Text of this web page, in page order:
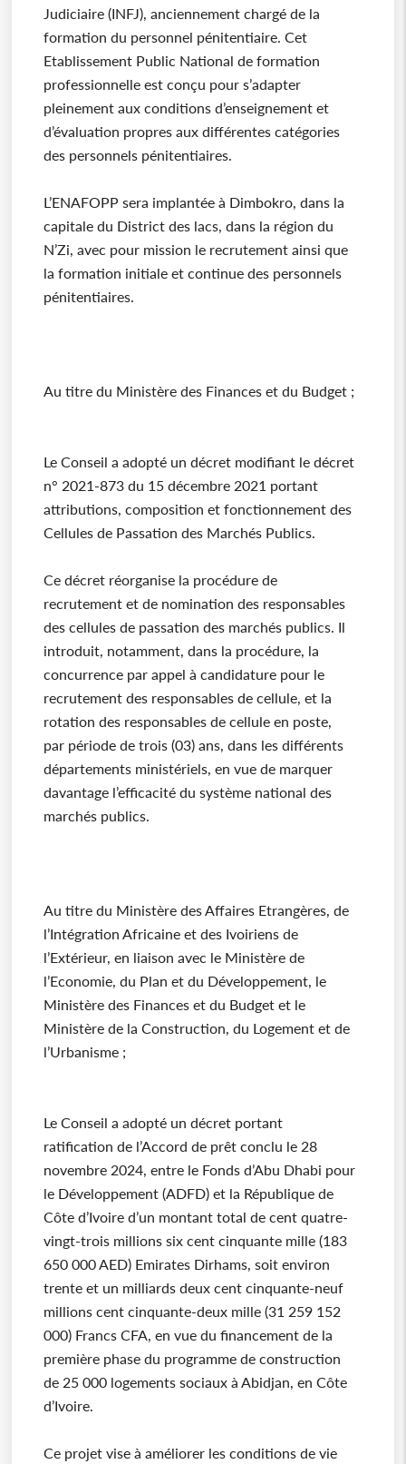
Judiciaire (INFJ), anciennement chargé de la
formation du personnel pénitentiaire. Cet
Etablissement Public National de formation
professionnelle est conçu pour s’adapter
pleinement aux conditions d’enseignement et
d’évaluation propres aux différentes catégories
des personnels pénitentiaires.
L’ENAFOPP sera implantée à Dimbokro, dans la
capitale du District des lacs, dans la région du
N’Zi, avec pour mission le recrutement ainsi que
la formation initiale et continue des personnels
pénitentiaires.
Au titre du Ministère des Finances et du Budget ;
Le Conseil a adopté un décret modifiant le décret
n° 2021-873 du 15 décembre 2021 portant
attributions, composition et fonctionnement des
Cellules de Passation des Marchés Publics.
Ce décret réorganise la procédure de
recrutement et de nomination des responsables
des cellules de passation des marchés publics. Il
introduit, notamment, dans la procédure, la
concurrence par appel à candidature pour le
recrutement des responsables de cellule, et la
rotation des responsables de cellule en poste,
par période de trois (03) ans, dans les différents
départements ministériels, en vue de marquer
davantage l’efficacité du système national des
marchés publics.
Au titre du Ministère des Affaires Etrangères, de
l’Intégration Africaine et des Ivoiriens de
l’Extérieur, en liaison avec le Ministère de
l’Economie, du Plan et du Développement, le
Ministère des Finances et du Budget et le
Ministère de la Construction, du Logement et de
l’Urbanisme ;
Le Conseil a adopté un décret portant
ratification de l’Accord de prêt conclu le 28
novembre 2024, entre le Fonds d’Abu Dhabi pour
le Développement (ADFD) et la République de
Côte d’Ivoire d’un montant total de cent quatre-
vingt-trois millions six cent cinquante mille (183
650 000 AED) Emirates Dirhams, soit environ
trente et un milliards deux cent cinquante-neuf
millions cent cinquante-deux mille (31 259 152
000) Francs CFA, en vue du financement de la
première phase du programme de construction
de 25 000 logements sociaux à Abidjan, en Côte
d’Ivoire.
Ce projet vise à améliorer les conditions de vie